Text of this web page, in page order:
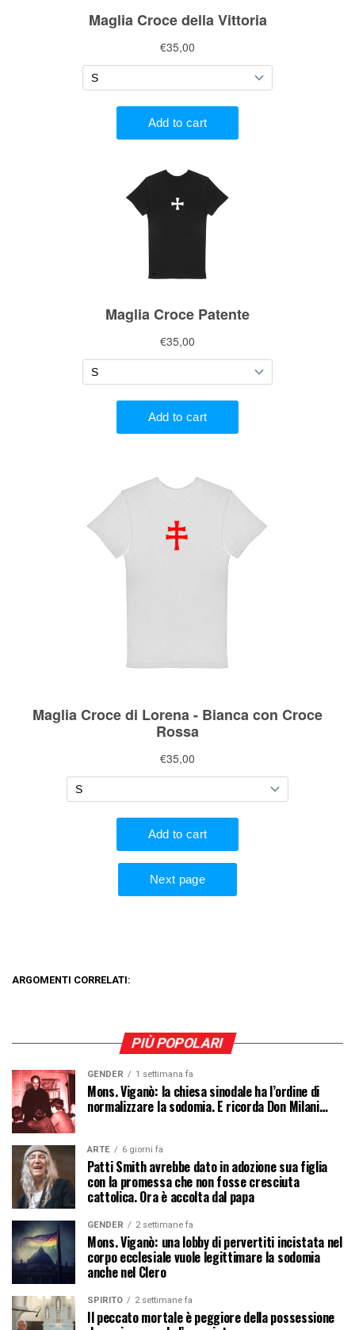
ARGOMENTI CORRELATI:
PIÙ POPOLARI
GENDER 1 settimana fa
Mons. Viganò: la chiesa sinodale ha l’ordine di
normalizzare la sodomia. E ricorda Don Milani…
ARTE 6 giorni fa
Patti Smith avrebbe dato in adozione sua figlia
con la promessa che non fosse cresciuta
cattolica. Ora è accolta dal papa
GENDER 2 settimane fa
Mons. Viganò: una lobby di pervertiti incistata nel
corpo ecclesiale vuole legittimare la sodomia
anche nel Clero
SPIRITO 2 settimane fa
Il peccato mortale è peggiore della possessione